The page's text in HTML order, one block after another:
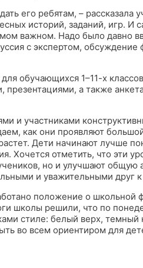
его ребятам, – рассказала
историй, заданий, игр. И
важном. Надо было давно
с экспертом, обсуждение
обучающихся 1–11-х
а также
и участниками
как они проявляют
Дети начинают лучше
Хочется отметить, что эти
но и улучшают общую
и уважительными друг к
положение о школьной
школы решили, что по
стиле: белый верх, темный
во всем ориентиром для